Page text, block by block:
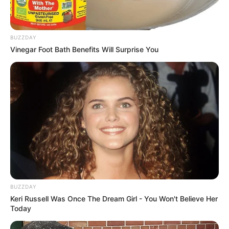
Artesanatos
Encadernação Artesanal
Filtro dos Sonhos
Lembrancinhas de Casamento
Mosaico
Patchwork
Pintura em Tecido
BUZZDAY
Vinegar Foot Bath Benefits Will Surprise You
BUZZDAY
Keri Russell Was Once The Dream Girl - You Won't Believe Her
Today